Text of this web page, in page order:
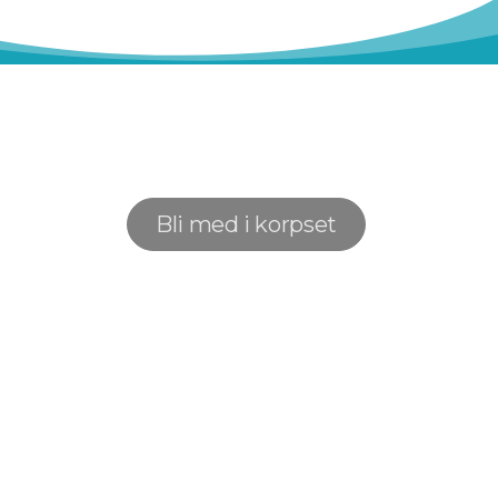
Bli med i korpset